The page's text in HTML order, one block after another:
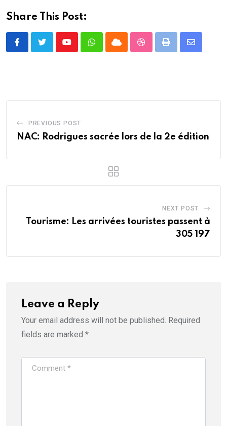
Share This Post:
YoutubeWhatsappCloud StumbleUpon
Print
Share
PREVIOUS POST
NAC: Rodrigues sacrée lors de la 2e édition
NEXT POST
Tourisme: Les arrivées touristes passent à
305 197
Leave a Reply
Your email address will not be published. Required
fields are marked *